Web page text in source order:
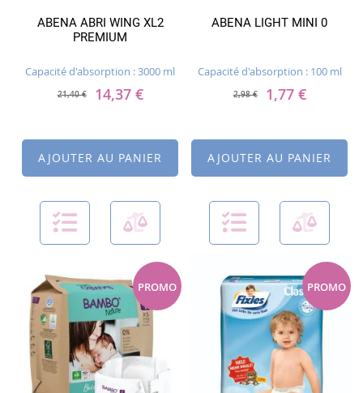
ABENA ABRI WING XL2
PREMIUM
Capacité d'absorption : 3000 ml
21,40 € 14,37 €
AJOUTER AU PANIER
ABENA LIGHT MINI 0
Capacité d'absorption : 100 ml
2,98 € 1,77 €
AJOUTER AU PANIER
PROMO PROMO